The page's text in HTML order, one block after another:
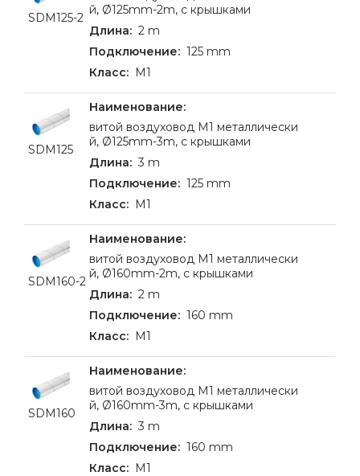
SDM125-2
й, Ø125mm-2m, c крышками
2 m
125 mm
M1
SDM125
витой воздуховод M1 металлически
й, Ø125mm-3m, c крышками
3 m
125 mm
M1
SDM160-2
витой воздуховод M1 металлически
й, Ø160mm-2m, c крышками
2 m
160 mm
M1
SDM160
витой воздуховод M1 металлически
й, Ø160mm-3m, c крышками
3 m
160 mm
M1